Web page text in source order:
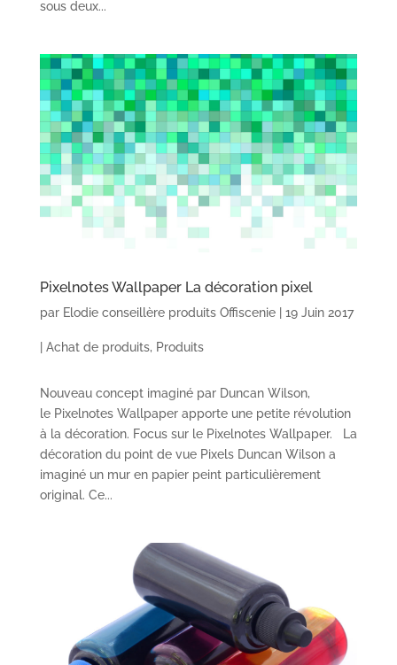
sous deux...
Pixelnotes Wallpaper La décoration pixel
par Elodie conseillère produits Offiscenie| 19 Juin 2017
Achat de produits, Produits
Nouveau concept imaginé par Duncan Wilson,
le Pixelnotes Wallpaper apporte une petite révolution
à la décoration. Focus sur le Pixelnotes Wallpaper. La
décoration du point de vue Pixels Duncan Wilson a
imaginé un mur en papier peint particulièrement
original. Ce...